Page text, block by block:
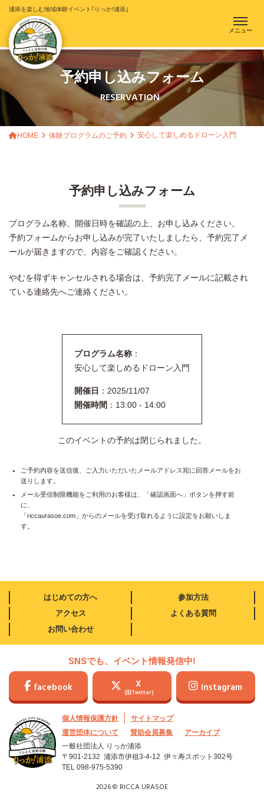
浦添を楽しむ地域体験イベント｢りっか!浦添｣
メニュー
予約申し込みフォーム
RESERVATION
HOME 体験プログラムのご予約 安心して楽しめるドローン入門
予約申し込みフォーム
プログラム名称、開催日時を確認の上、お申し込みください。
予約フォームからお申し込みが完了いたしましたら、予約完了メ
ールが届きますので、内容をご確認ください。
やむを得ずキャンセルされる場合は、予約完了メールに記載され
ている連絡先へご連絡ください。
プログラム名称 ：
安心して楽しめるドローン入門
開催日 ：2025/11/07
開催時間 ：13:00 - 14:00
このイベントの予約は閉じられました。
ご予約内容を送信後、ご入力いただいたメールアドレス宛に回答メールをお
送りします。
メール受信制限機能をご利用のお客様は、「確認画面へ」ボタンを押す前
に、
「riccaurasoe.com」からのメールを受け取れるように設定をお願いしま
す。
はじめての方へ
参加方法
アクセス
よくある質問
お問い合わせ
SNSでも、イベント情報発信中!
facebook X
(旧Twitter) Instagram
個人情報保護方針
サイトマップ
運営団体について
賛助会員募集
アーカイブ
一般社団法人 りっか浦添
〒901-2132 浦添市伊祖3-4-12 伊々寿スポット302号
TEL 098-975-5390
2026 © RICCA URASOE